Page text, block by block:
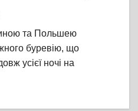
та Польшею
буревію, що
усієї ночі на